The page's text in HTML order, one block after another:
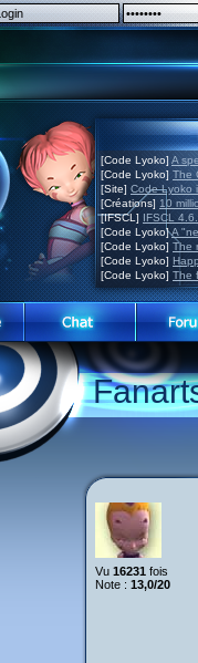
[Code Lyoko] A
[Code Lyoko] The
[Site] Code Lyoko
[Créations] 10
[IFSCL] IFSCL
[Code Lyoko]A
[Code Lyoko] The
[Code Lyoko]
[Code Lyoko] The
Vu 16231 fois
Note : 13,0/20